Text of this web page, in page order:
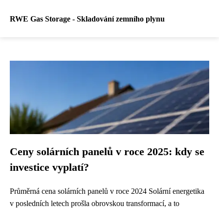
RWE Gas Storage - Skladování zemního plynu
Ceny solárních panelů v roce 2025: kdy se
investice vyplatí?
Průměrná cena solárních panelů v roce 2024 Solární energetika
v posledních letech prošla obrovskou transformací, a to